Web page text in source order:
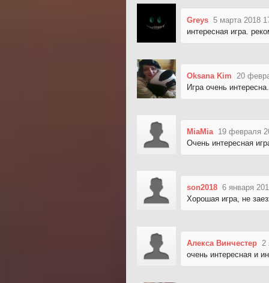
Greys 5 марта 2018
интересная игра.
Oksana Kim
20
Игра очень
MiaMia 19 февраля
Очень интересная
son2018 6 января
Хорошая игра, не
Алекса Винчестер 2
очень интересная и